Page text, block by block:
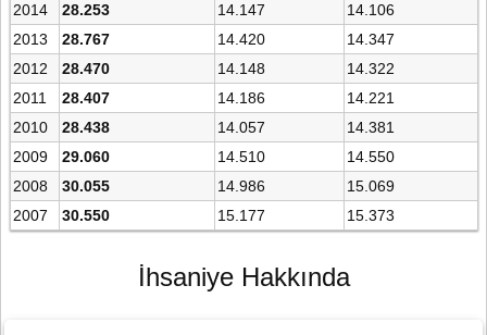
2014
28.253 14.147
14.106
2013
28.767 14.420
14.347
2012
28.470 14.148
14.322
2011
28.407 14.186
14.221
2010
28.438 14.057
14.381
2009
29.060 14.510
14.550
2008
30.055 14.986
15.069
2007
30.550 15.177 15.373
İhsaniye Hakkında